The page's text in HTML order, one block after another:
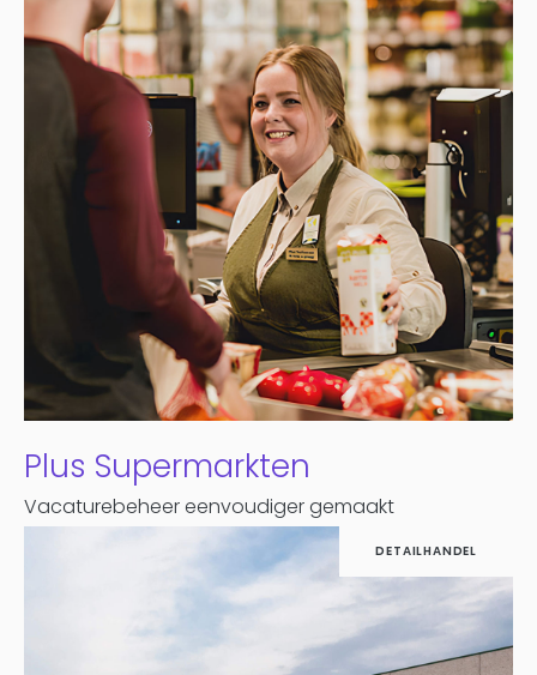
Plus Supermarkten
Vacaturebeheer eenvoudiger gemaakt
DETAILHANDEL